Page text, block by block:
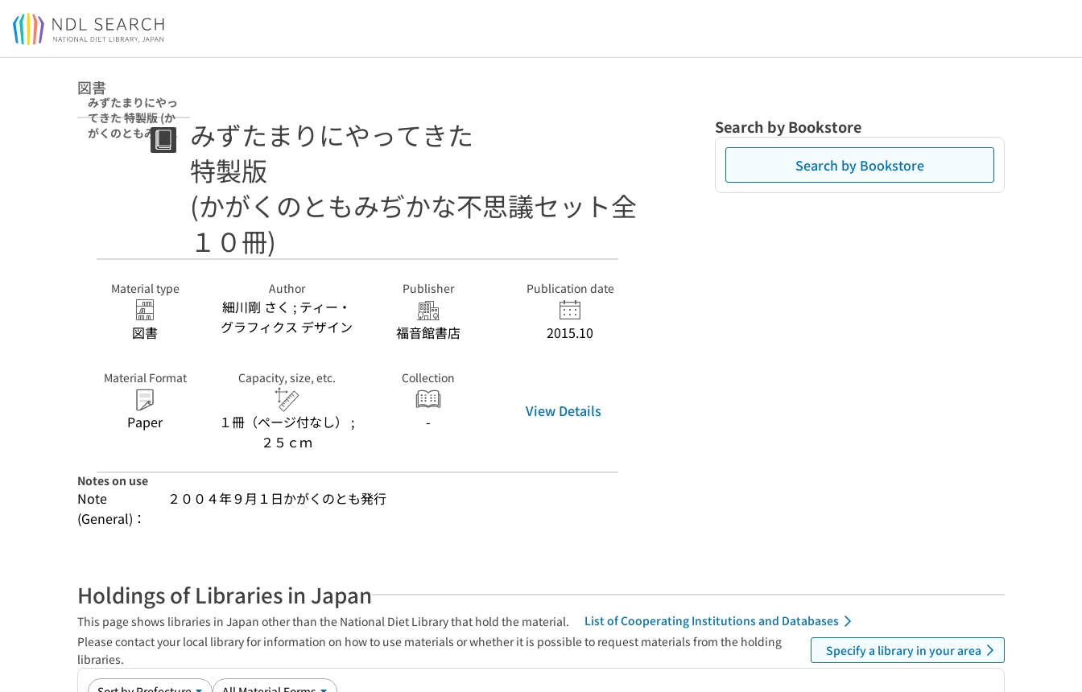
Jump to main content
図書
みずたまりにやっ
てきた 特製版 (か
がくのともみぢか
な不思議セット全
みずたまりにやってきた
特製版
(かがくのともみぢかな不思議セット全
１０冊)
Material type
図書
Author
細川剛 さく ; ティー・
グラフィクス デザイン
Publisher
福音館書店
Publication date
2015.10
Material Format
Paper
Capacity, size, etc.
１冊（ページ付なし） ;
２５ｃｍ
Collection
-
View Details
Notes on use
Note
(General)：
２００４年９月１日かがくのとも発行
Search by Bookstore
Search by Bookstore
Holdings of Libraries in Japan
This page shows libraries in Japan other than the National Diet Library that hold the material.
List of Cooperating Institutions and Databases
Please contact your local library for information on how to use materials or whether it is possible to request materials from the holding
libraries.
Specify a library in your area